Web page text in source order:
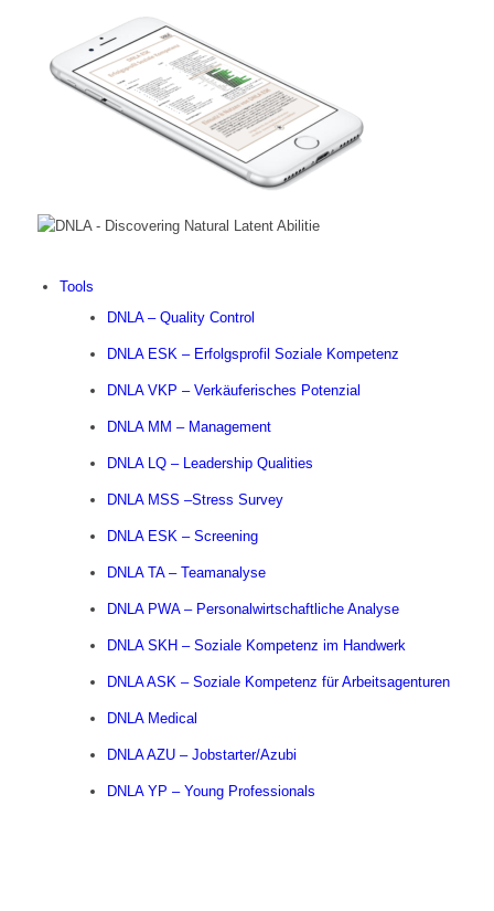
Tools
DNLA – Quality Control
DNLA ESK – Erfolgsprofil Soziale Kompetenz
DNLA VKP – Verkäuferisches Potenzial
DNLA MM – Management
DNLA LQ – Leadership Qualities
DNLA MSS –Stress Survey
DNLA ESK – Screening
DNLA TA – Teamanalyse
DNLA PWA – Personalwirtschaftliche Analyse
DNLA SKH – Soziale Kompetenz im Handwerk
DNLA ASK – Soziale Kompetenz für Arbeitsagenturen
DNLA Medical
DNLA AZU – Jobstarter/Azubi
DNLA YP – Young Professionals